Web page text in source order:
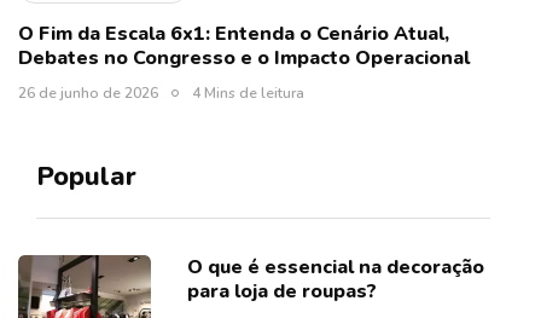
O Fim da Escala 6x1: Entenda o Cenário Atual,
Debates no Congresso e o Impacto Operacional
26 de junho de 2026 4 Mins de leitura
Popular
O que é essencial na decoração
para loja de roupas?